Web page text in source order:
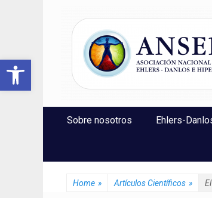
ANSEDH
Menú Principal
Sobre nosotros Ehlers-
Home » Artículos Científicos »
Abrir barra de herramientas